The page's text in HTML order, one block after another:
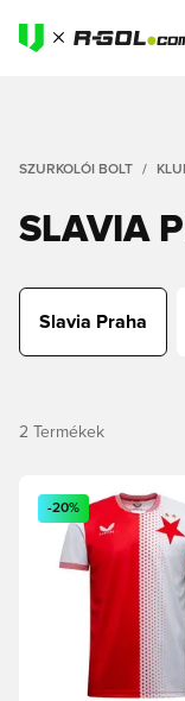
SZURKOLÓI BOLT
SLAVIA
Slavia Praha
2 Termékek
Megnyit egy
-20%